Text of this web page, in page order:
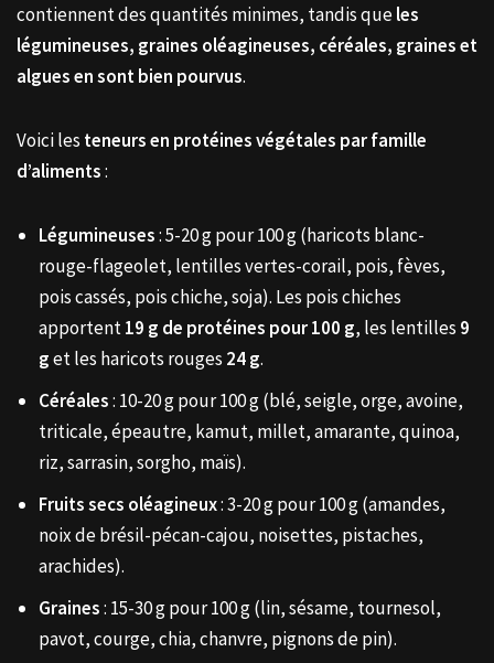
contiennent des quantités minimes, tandis queles
légumineuses, graines oléagineuses, céréales, graines et
algues en sont bien pourvus.
Voici les teneurs en protéines végétales par famille
d’aliments:
Légumineuses: 5-20 g pour 100 g (haricots blanc-
rouge-flageolet, lentilles vertes-corail, pois, fèves,
pois cassés, pois chiche, soja). Les pois chiches
apportent19 g de protéines pour 100 g, les lentilles 9
get les haricots rouges 24 g.
Céréales: 10-20 g pour 100 g (blé, seigle, orge, avoine,
triticale, épeautre, kamut, millet, amarante, quinoa,
riz, sarrasin, sorgho, maïs).
Fruits secs oléagineux: 3-20 g pour 100 g (amandes,
noix de brésil-pécan-cajou, noisettes, pistaches,
arachides).
Graines: 15-30 g pour 100 g (lin, sésame, tournesol,
pavot, courge, chia, chanvre, pignons de pin).